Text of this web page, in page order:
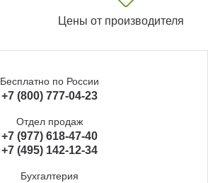
Цены от производителя
Бесплатно по России
+7 (800) 777-04-23
Отдел продаж
+7 (977) 618-47-40
+7 (495) 142-12-34
Бухгалтерия